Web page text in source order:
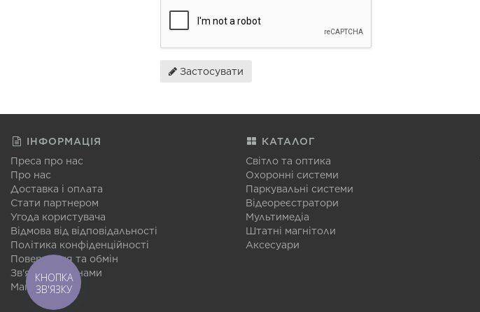
Застосувати
ІНФОРМАЦІЯ
Преса про нас
Про нас
Доставка і оплата
Стати партнером
Угода користувача
Відмова від відповідальності
Політика конфіденційності
Повернення та обмін
Зв'язатися з нами
Мапа сайту
КАТАЛОГ
Світло та оптика
Охоронні системи
Паркувальні системи
Відеореєстратори
Мультимедіа
Штатні магнітоли
Аксесуари
КНОПКА
ЗВ'ЯЗКУ